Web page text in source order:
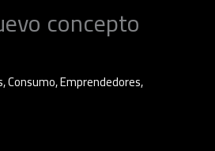
concepto
,Consumo,Emprendedores,